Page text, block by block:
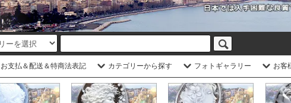
お支払＆配送＆特商法表記 カテゴリーから探す フォトギャラリー お客